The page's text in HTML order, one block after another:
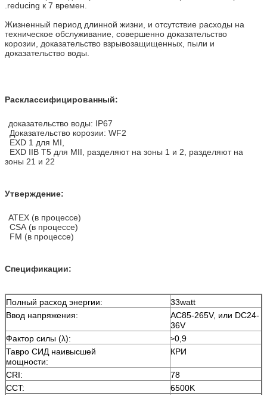
.reducing к 7 времен.
Жизненный период длинной жизни, и отсутствие расходы на
техническое обслуживание, совершенно доказательство
корозии, доказательство взрывозащищенных, пыли и
доказательство воды.
Расклассифицированный:
доказательство воды: IP67
Доказательство корозии: WF2
EXD 1 для MI,
EXD IIB T5 для MII, разделяют на зоны 1 и 2, разделяют на
зоны 21 и 22
Утверждение:
ATEX (в процессе)
CSA (в процессе)
FM (в процессе)
Спецификации:
Полный расход энергии:
33watt
Ввод напряжения:
AC85-265V, или DC24-
36V
Фактор силы (λ):
>0,9
Тавро СИД наивысшей
мощности:
КРИ
CRI:
78
CCT:
6500K